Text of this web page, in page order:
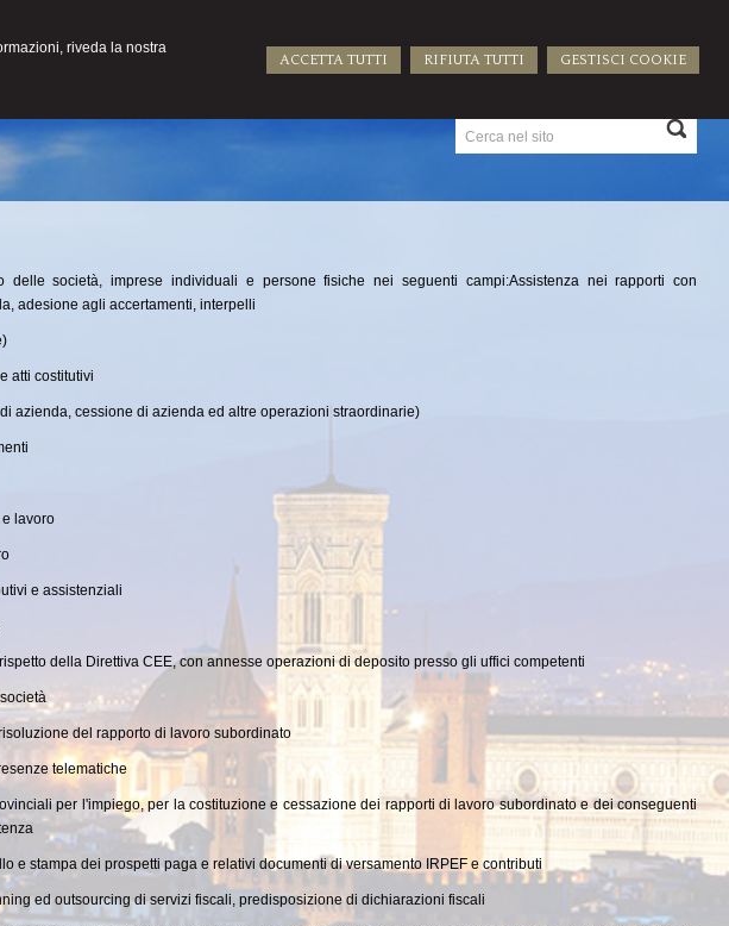
riveda la nostra
ACCETTA TUTTI RIFIUTA TUTTI GESTISCI COOKIE
delle società, imprese individuali e persone fisiche nei seguenti campi:Assistenza nei rapporti con
adesione agli accertamenti, interpelli
atti costitutivi
azienda, cessione di azienda ed altre operazioni straordinarie)
lavoro
e assistenziali
della Direttiva CEE, con annesse operazioni di deposito presso gli uffici competenti
del rapporto di lavoro subordinato
telematiche
per l'impiego, per la costituzione e cessazione dei rapporti di lavoro subordinato e dei conseguenti
e stampa dei prospetti paga e relativi documenti di versamento IRPEF e contributi
ed outsourcing di servizi fiscali, predisposizione di dichiarazioni fiscali